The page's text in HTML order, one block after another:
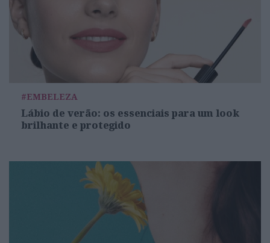
#EMBELEZA
Lábio de verão: os essenciais para um look
brilhante e protegido